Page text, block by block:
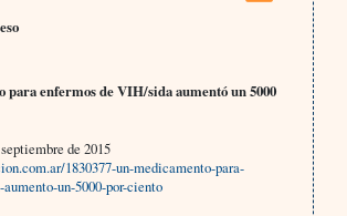
para enfermos de VIH/sida aumentó un 5000
de 2015
1830377-un-medicamento-para-
un-5000-por-ciento